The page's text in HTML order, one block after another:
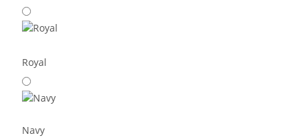
Royal
Navy